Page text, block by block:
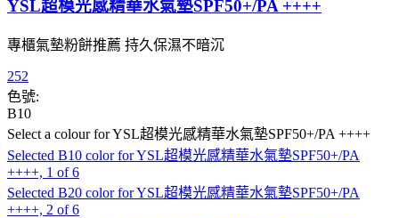
YSL超模光感精華水氣墊SPF50+/PA ++++
專櫃氣墊粉餅推薦 持久保濕不暗沉
252
色號:
B10
Select a colourfor YSL超模光感精華水氣墊SPF50+/PA ++++
Selected B10 color for YSL超模光感精華水氣墊SPF50+/PA
++++, 1 of 6
Selected B20 color for YSL超模光感精華水氣墊SPF50+/PA
++++, 2 of 6